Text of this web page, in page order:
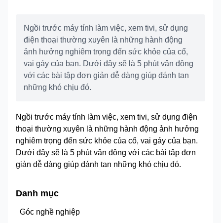
Ngồi trước máy tính làm việc, xem tivi, sử dụng
điện thoại thường xuyên là những hành động
ảnh hưởng nghiêm trọng đến sức khỏe của cổ,
vai gáy của bạn. Dưới đây sẽ là 5 phút vận động
với các bài tập đơn giản dễ dàng giúp đánh tan
những khó chịu đó.
Ngồi trước máy tính làm việc, xem tivi, sử dụng điện
thoại thường xuyên là những hành động ảnh hưởng
nghiêm trọng đến sức khỏe của cổ, vai gáy của bạn.
Dưới đây sẽ là 5 phút vận động với các bài tập đơn
giản dễ dàng giúp đánh tan những khó chịu đó.
Danh mục
Góc nghề nghiệp